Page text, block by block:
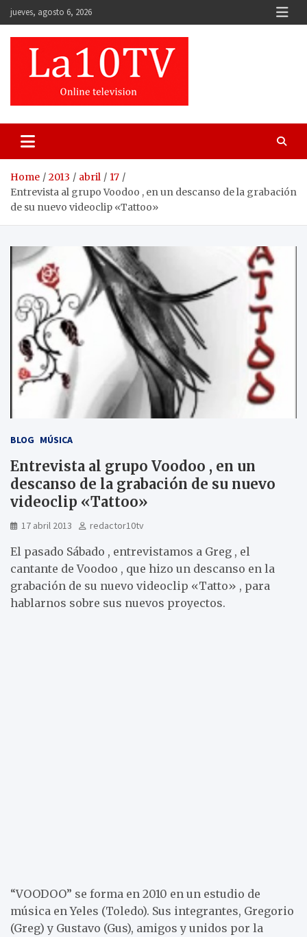
Skip
to
content
jueves, agosto 6, 2026
Home 2013 abril
17
Entrevista al grupo Voodoo , en un descanso de la grabación
de su nuevo videoclip «Tattoo»
BLOG MÚSICA
Entrevista al grupo Voodoo , en un
descanso de la grabación de su nuevo
videoclip «Tattoo»
17 abril 2013 redactor10tv
El pasado Sábado , entrevistamos a Greg , el
cantante de Voodoo , que hizo un descanso en la
grabación de su nuevo videoclip «Tatto» , para
hablarnos sobre sus nuevos proyectos.
“VOODOO” se forma en 2010 en un estudio de
música en Yeles (Toledo). Sus integrantes, Gregorio
(Greg) y Gustavo (Gus), amigos y unidos por la